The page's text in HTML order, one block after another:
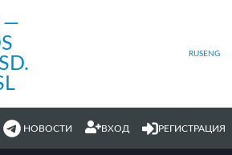
RUS ENG
НОВОСТИ ВХОД РЕГИСТРАЦИЯ